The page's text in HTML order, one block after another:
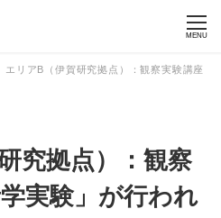
MENU
エリアB（伊賀研究拠点）：観察実験講座
究拠点）：観察
実験」が行われ